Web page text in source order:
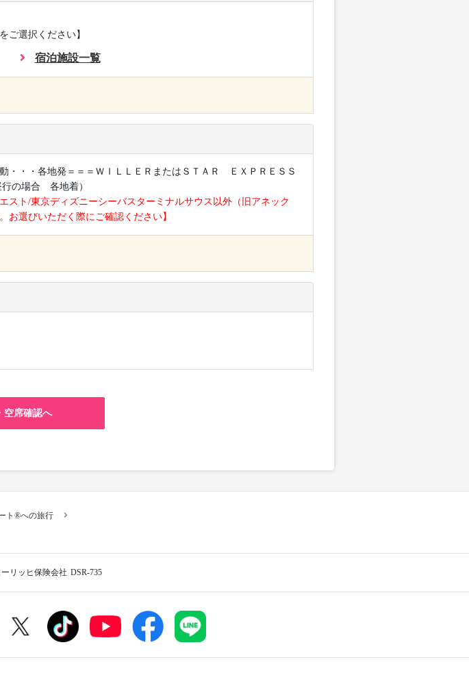
ご選択ください】
宿泊施設一覧
・・・各地発＝＝＝ＷＩＬＬＥＲまたはＳＴＡＲ ＥＸＰＲＥＳＳ
の場合 各地着）
スト/東京ディズニーシーバスターミナルサウス以外（旧アネック
お選びいただく際にご確認ください】
空席確認へ
ト®への旅行
リッヒ保険会社 DSR-735